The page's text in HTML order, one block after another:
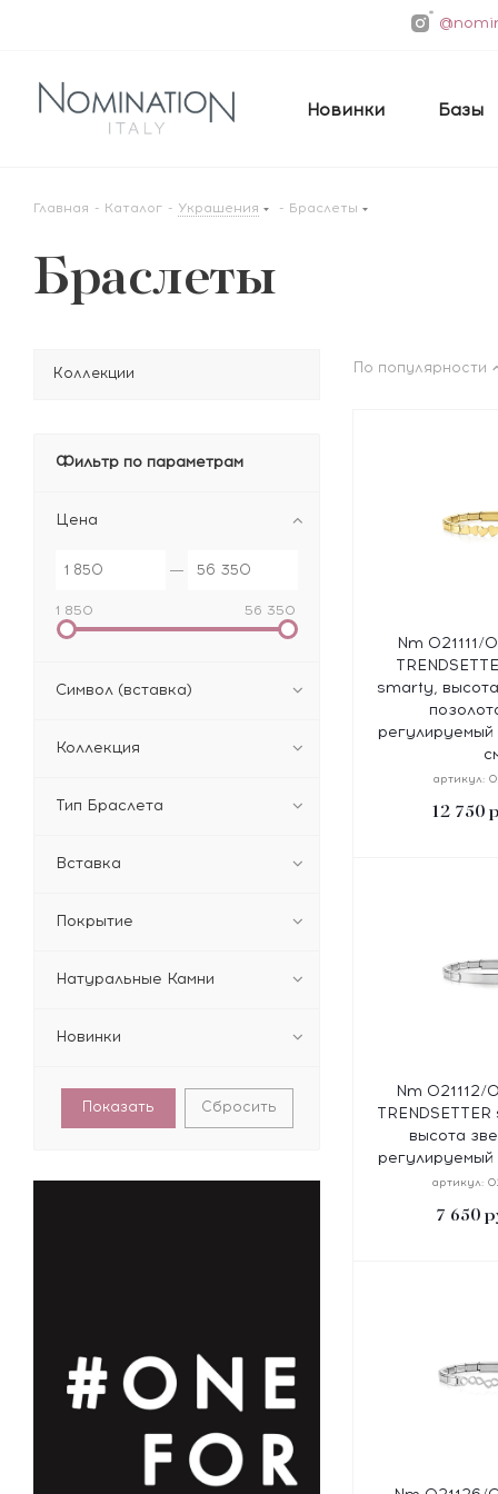
Новинки Базы
Главная - Каталог - Украшения - Браслеты
Браслеты
По популярности
Nm 021111/
smarty,
артикул:
12 750
Nm 021112/
высота
артикул:
7 650
Коллекции
Фильтр по параметрам
Цена
1 850 56 350
Символ (вставка)
Коллекция
Тип Браслета
Вставка
Покрытие
Натуральные Камни
Новинки
Сбросить